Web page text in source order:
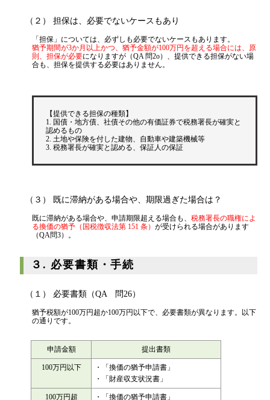
「担保」については、必ずしも必要でないケースもあります。
猶予期間が3か月以上かつ、猶予金額が100万円を超える場合には、原
則、担保が必要になりますが（QA 問2o）、提供できる担保がない場
【提供できる担保の種類】
1. 国債・地方債、社債その他の有価証券で税務署長が確実と
認めるもの
2. 土地や保険を付した建物、自動車や建築機械等
既に滞納がある場合や、申請期限超える場合も、税務署⻑の職権によ
る換価の猶予（国税徴収法第 151 条）
３. 必要書類・手続
猶予税額が100万円超か100万円以下で、必要書類が異なります。以下
申請金額 提出書類
・「換価の猶予申請書」
・「財産収支状況書」